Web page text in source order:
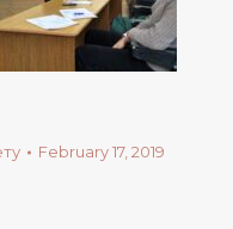
February 17, 2019